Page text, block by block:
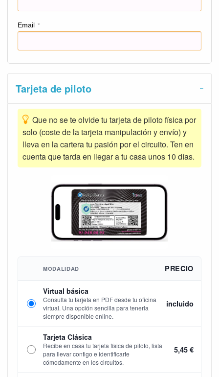
Email *
Tarjeta de piloto
Que no se te olvide tu tarjeta de piloto física por
solo (coste de la tarjeta manipulación y envío) y
lleva en la cartera tu pasión por el circuito. Ten en
cuenta que tarda en llegar a tu casa unos 10 días.
MODALIDAD PRECIO
Virtual básica
Consulta tu tarjeta en PDF desde tu oficina
virtual. Una opción sencilla para tenerla
siempre disponible online.
incluido
Tarjeta Clásica
Recibe en casa tu tarjeta física de piloto, lista
para llevar contigo e identificarte
cómodamente en los circuitos.
5,45 €